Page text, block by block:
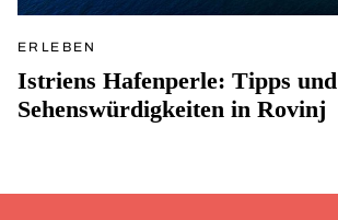
ERLEBEN
Istriens Hafenperle: Tipps und
Sehenswürdigkeiten in Rovinj